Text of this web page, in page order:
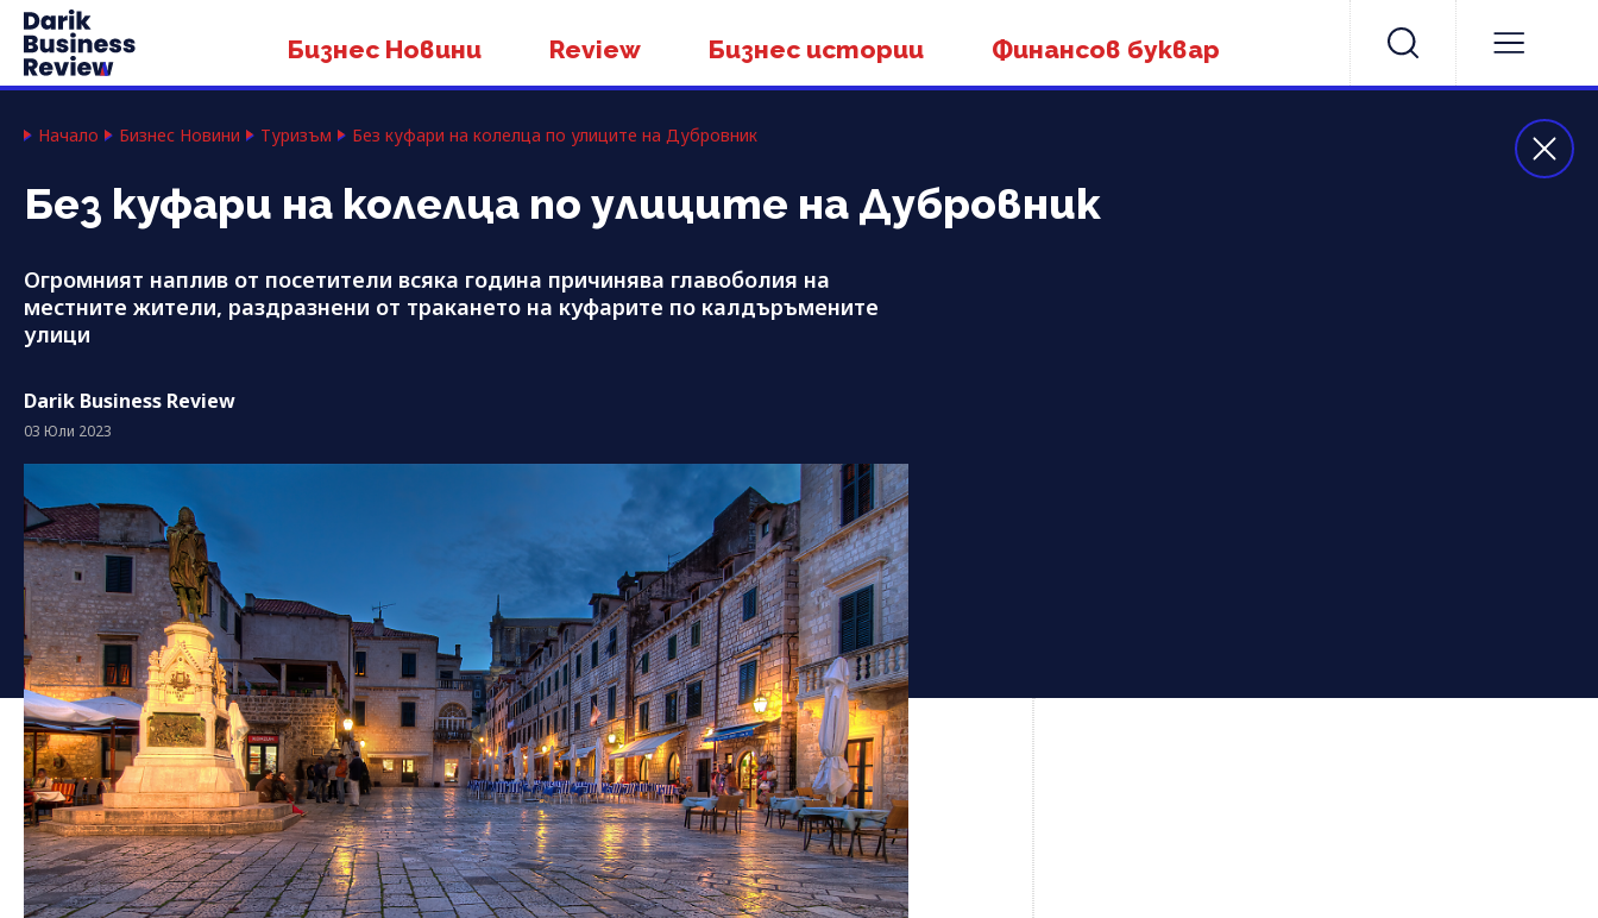
Бизнес Новини Review Бизнес истории Финансов буквар
Начало Бизнес Новини Туризъм Без куфари на колелца по улиците на Дубровник
Без куфари на колелца по улиците на Дубровник
Огромният наплив от посетители всяка година причинява главоболия на
местните жители, раздразнени от тракането на куфарите по калдъръмените
улици
Darik Business Review
03 Юли 2023